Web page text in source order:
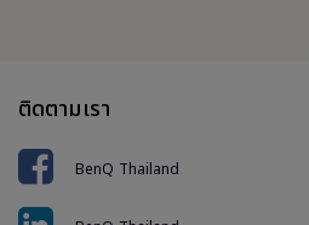
ติดตามเรา
BenQ Thailand